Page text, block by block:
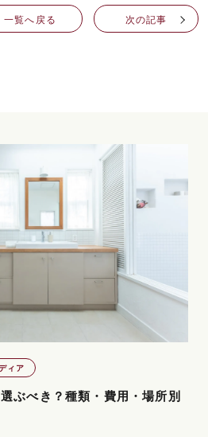
一覧へ戻る 次の記事
ィア
ぶべき？種類・費用・場所別